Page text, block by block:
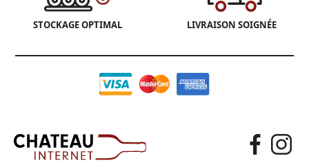
STOCKAGE OPTIMAL LIVRAISON SOIGNÉE